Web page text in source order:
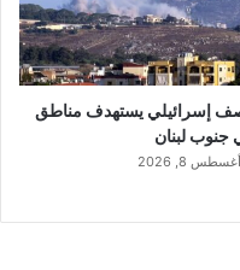
إسرائيلي يستهدف مناطق
جنوب لبنان
أغسطس 8, 2026